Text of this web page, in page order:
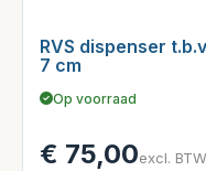
RVS dispenser
7 cm
Op voorraad
€ 75,00excl. BTW